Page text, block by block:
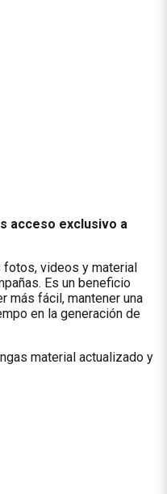
acceso exclusivo a
videos y material
Es un beneficio
más fácil, mantener una
en la generación de
material actualizado y